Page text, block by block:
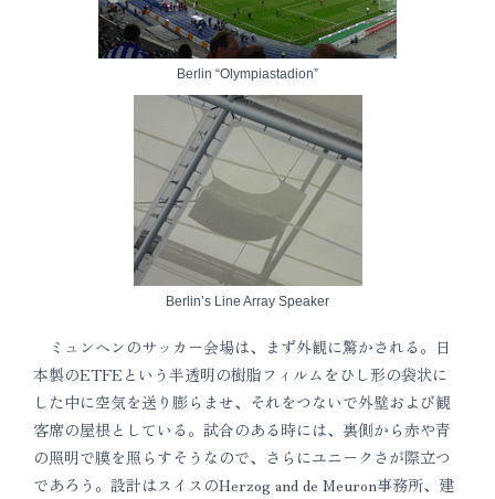
Berlin “Olympiastadion”
Berlin’s Line Array Speaker
ミュンヘンのサッカー会場は、まず外観に驚かされる。日
本製のETFEという半透明の樹脂フィルムをひし形の袋状に
した中に空気を送り膨らませ、それをつないで外壁および観
客席の屋根としている。試合のある時には、裏側から赤や青
の照明で膜を照らすそうなので、さらにユニークさが際立つ
であろう。設計はスイスのHerzog and de Meuron事務所、建